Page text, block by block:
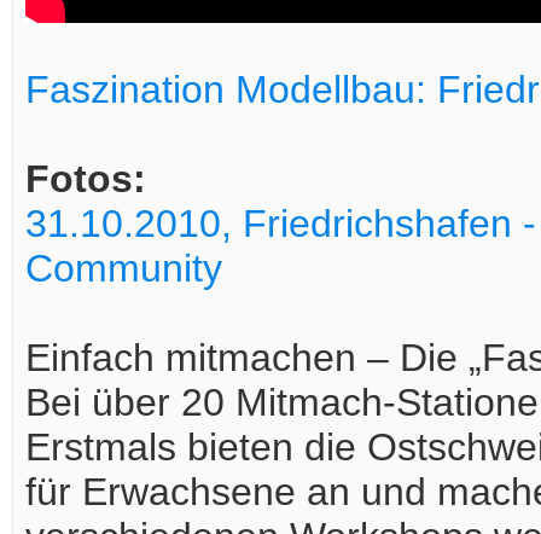
Faszination Modellbau:
Fotos:
31.10.2010, Friedrichshafen
Community
Einfach mitmachen – Die
Bei über 20 Mitmach-
Erstmals bieten die
für Erwachsene an und